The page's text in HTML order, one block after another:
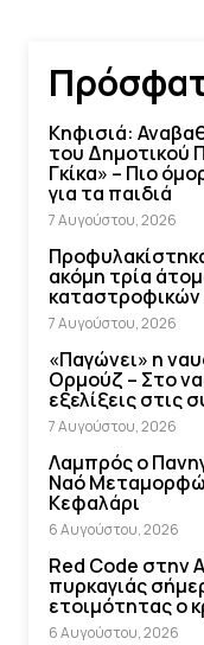
Κηφισιά:
του Δημοτικού
Γκίκα» – Πιο
για τα παιδιά
7 Αυγούστου, 2026
ακόμη τρία
7 Αυγούστου, 2026
«Παγώνει» η
Ορμούζ – Στο
εξελίξεις στις
7 Αυγούστου, 2026
Λαμπρός ο
Ναό
Κεφαλάρι
6 Αυγούστου, 2026
Red Code στην
πυρκαγιάς
ετοιμότητας ο
6 Αυγούστου, 2026